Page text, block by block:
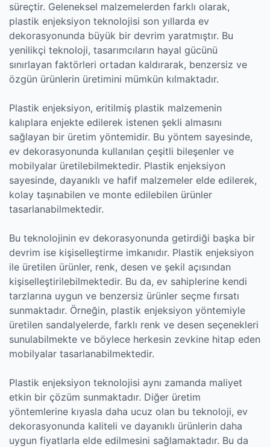
süreçtir. Geleneksel malzemelerden farklı olarak,
plastik enjeksiyon teknolojisi son yıllarda ev
dekorasyonunda büyük bir devrim yaratmıştır. Bu
yenilikçi teknoloji, tasarımcıların hayal gücünü
sınırlayan faktörleri ortadan kaldırarak, benzersiz ve
özgün ürünlerin üretimini mümkün kılmaktadır.
Plastik enjeksiyon, eritilmiş plastik malzemenin
kalıplara enjekte edilerek istenen şekli almasını
sağlayan bir üretim yöntemidir. Bu yöntem sayesinde,
ev dekorasyonunda kullanılan çeşitli bileşenler ve
mobilyalar üretilebilmektedir. Plastik enjeksiyon
sayesinde, dayanıklı ve hafif malzemeler elde edilerek,
kolay taşınabilen ve monte edilebilen ürünler
tasarlanabilmektedir.
Bu teknolojinin ev dekorasyonunda getirdiği başka bir
devrim ise kişiselleştirme imkanıdır. Plastik enjeksiyon
ile üretilen ürünler, renk, desen ve şekil açısından
kişiselleştirilebilmektedir. Bu da, ev sahiplerine kendi
tarzlarına uygun ve benzersiz ürünler seçme fırsatı
sunmaktadır. Örneğin, plastik enjeksiyon yöntemiyle
üretilen sandalyelerde, farklı renk ve desen seçenekleri
sunulabilmekte ve böylece herkesin zevkine hitap eden
mobilyalar tasarlanabilmektedir.
Plastik enjeksiyon teknolojisi aynı zamanda maliyet
etkin bir çözüm sunmaktadır. Diğer üretim
yöntemlerine kıyasla daha ucuz olan bu teknoloji, ev
dekorasyonunda kaliteli ve dayanıklı ürünlerin daha
uygun fiyatlarla elde edilmesini sağlamaktadır. Bu da